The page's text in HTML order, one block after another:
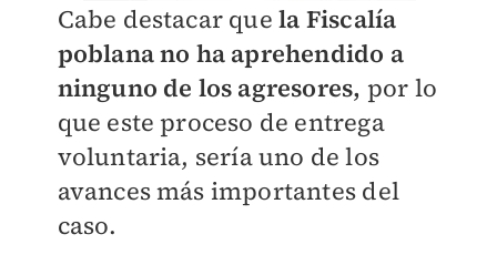
Cabe destacar quela Fiscalía
poblana no ha aprehendido a
ninguno de los agresores, por lo
que este proceso de entrega
voluntaria, sería uno de los
avances más importantes del
caso.